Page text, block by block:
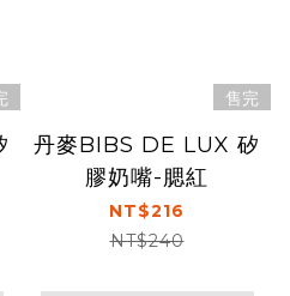
售完
丹麥BIBS DE LUX 矽
膠奶嘴-腮紅
NT$216
NT$240